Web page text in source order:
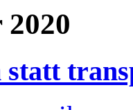
2020
statt